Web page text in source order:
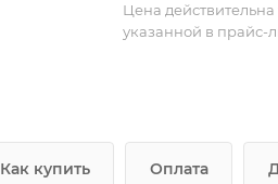
Цена действительна
указанной в прайс-
Как купить Оплата